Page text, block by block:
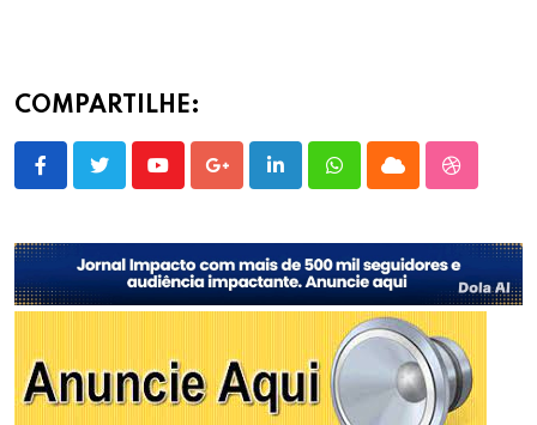
COMPARTILHE:
YoutubeGoogle+LinkedInWhatsappCloud